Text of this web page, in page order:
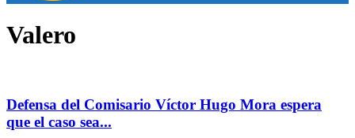
Valero
Defensa del Comisario Víctor Hugo Mora espera
que el caso sea...